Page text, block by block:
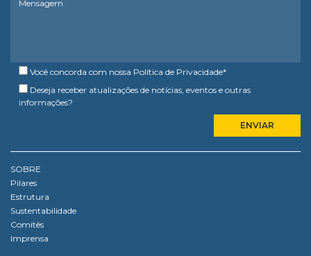
Você concorda com nossa Política de Privacidade*
Deseja receber atualizações de notícias, eventos e outras
informações?
SOBRE
Pilares
Estrutura
Sustentabilidade
Comitês
Imprensa